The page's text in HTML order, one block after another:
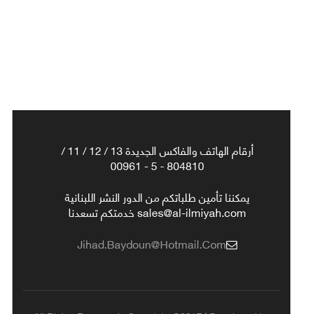
أرقام الهاتف والفاكس الجديدة 13 / 12 / 11 /
804810 - 5 - 00961
يمكننا تأمين طلباتكم من الدور النشر اللبنانية
sales@al-ilmiyah.com خدمتكم تسعدنا
Jihad.baydoun@hotmail.com